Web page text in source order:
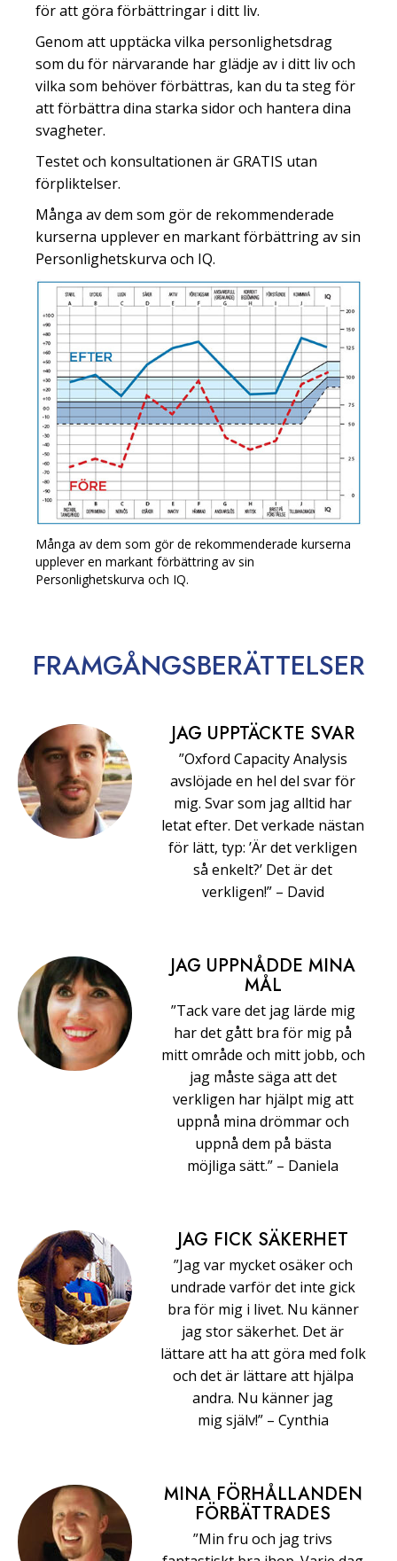
för att göra förbättringar i ditt liv.
Genom att upptäcka vilka personlighetsdrag
som du för närvarande har glädje av i ditt liv och
vilka som behöver förbättras, kan du ta steg för
att förbättra dina starka sidor och hantera dina
svagheter.
Testet och konsultationen är GRATIS utan
förpliktelser.
Många av dem som gör de rekommenderade
kurserna upplever en markant förbättring av sin
Personlighetskurva och IQ.
Många av dem som gör de rekommenderade kurserna
upplever en markant förbättring av sin
Personlighetskurva och IQ.
FRAMGÅNGS­BERÄTTELSER
JAG UPPTÄCKTE SVAR
”Oxford Capacity Analysis
avslöjade en hel del svar för
mig. Svar som jag alltid har
letat efter. Det verkade nästan
för lätt, typ: ’Är det verkligen
så enkelt?’ Det är det
verkligen!” –⁠ ⁠David
JAG UPPNÅDDE MINA
MÅL
”Tack vare det jag lärde mig
har det gått bra för mig på
mitt område och mitt jobb, och
jag måste säga att det
verkligen har hjälpt mig att
uppnå mina drömmar och
uppnå dem på bästa
möjliga sätt.” –⁠ ⁠Daniela
JAG FICK SÄKERHET
”Jag var mycket osäker och
undrade varför det inte gick
bra för mig i livet. Nu känner
jag stor säkerhet. Det är
lättare att ha att göra med folk
och det är lättare att hjälpa
andra. Nu känner jag
mig själv!” –⁠ ⁠Cynthia
MINA FÖRHÅLLANDEN
FÖRBÄTTRADES
”Min fru och jag trivs